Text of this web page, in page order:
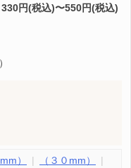
330円(税込)〜550円(税込)
）
（３０mm）